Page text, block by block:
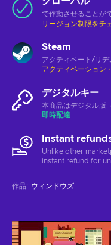
で作動させることが
リージョン制限をチ
Steam
アクティベート/リデ
アクティベーション
デジタルキー
本商品はデジタル版
即時配達
Instant
Unlike other
instant refund for
作品: ウィンドウズ